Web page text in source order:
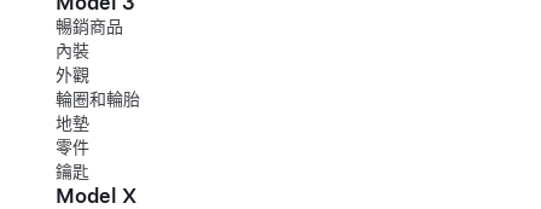
暢銷商品
內裝
外觀
輪圈和輪胎
地墊
零件
鑰匙
Model X